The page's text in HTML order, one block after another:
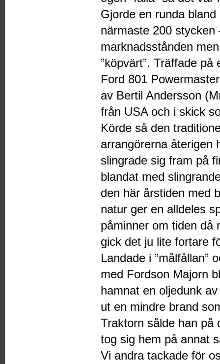
Gjorde en runda
närmaste 200
marknadsstånden
”köpvärt”. Träffade
Ford 801
av Bertil Andersson
från USA och i skick
Körde så den
arrangörerna återigen
slingrade sig fram på
blandat med
den här årstiden med
natur ger en alldeles
påminner om tiden då
gick det ju lite fortare
Landade i ”målfållan”
med Fordson Majorn
hamnat en oljedunk
ut en mindre brand
Traktorn sålde han på
tog sig hem på annat
Vi andra tackade för